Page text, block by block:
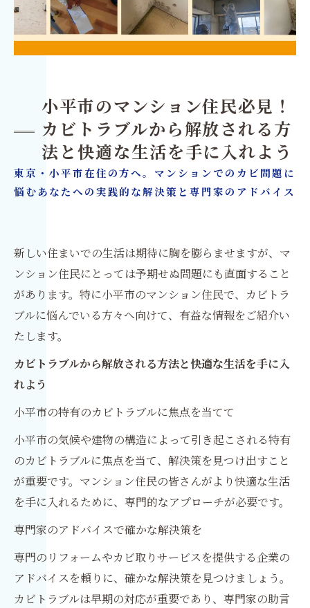
小平市のマンション住民必見！
カビトラブルから解放される方
法と快適な生活を手に入れよう
東京・小平市在住の方へ。マンションでのカビ問題に
悩むあなたへの実践的な解決策と専門家のアドバイス
新しい住まいでの生活は期待に胸を膨らませますが、マ
ンション住民にとっては予期せぬ問題にも直面すること
があります。特に小平市のマンション住民で、カビトラ
ブルに悩んでいる方々へ向けて、有益な情報をご紹介い
たします。
カビトラブルから解放される方法と快適な生活を手に入
れよう
小平市の特有のカビトラブルに焦点を当てて
小平市の気候や建物の構造によって引き起こされる特有
のカビトラブルに焦点を当て、解決策を見つけ出すこと
が重要です。マンション住民の皆さんがより快適な生活
を手に入れるために、専門的なアプローチが必要です。
専門家のアドバイスで確かな解決策を
専門のリフォームやカビ取りサービスを提供する企業の
アドバイスを頼りに、確かな解決策を見つけましょう。
カビトラブルは早期の対応が重要であり、専門家の助言